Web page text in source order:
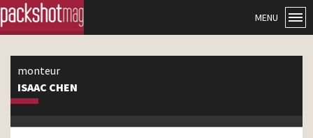
MENU
monteur
ISAAC CHEN